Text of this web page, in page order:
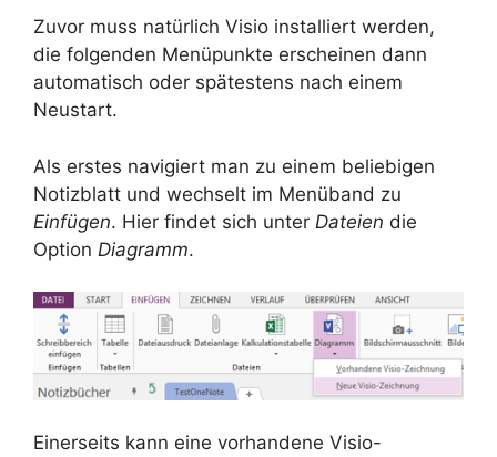
Zuvor muss natürlich Visio installiert werden,
die folgenden Menüpunkte erscheinen dann
automatisch oder spätestens nach einem
Neustart.
Als erstes navigiert man zu einem beliebigen
Notizblatt und wechselt im Menüband zu
Einfügen. Hier findet sich unter Dateien die
Option Diagramm.
Einerseits kann eine vorhandene Visio-